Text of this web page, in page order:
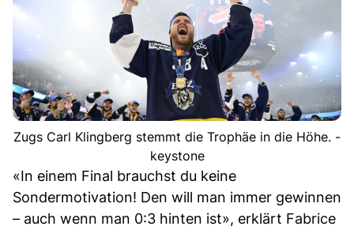
Zugs Carl Klingberg stemmt die Trophäe in die Höhe. -
keystone
«In einem Final brauchst du keine
Sondermotivation! Den will man immer gewinnen
– auch wenn man 0:3 hinten ist», erklärt Fabrice